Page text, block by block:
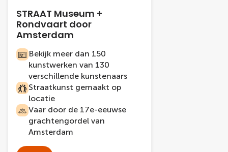
STRAAT Museum +
Rondvaart door
Amsterdam
Bekijk meer dan 150
kunstwerken van 130
verschillende kunstenaars
Straatkunst gemaakt op
locatie
Vaar door de 17e-eeuwse
grachtengordel van
Amsterdam